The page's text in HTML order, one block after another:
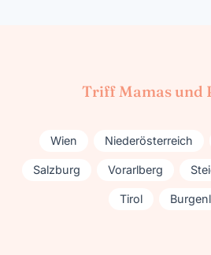
Triff Mamas und
Wien Niederösterreich
Salzburg Vorarlberg
Tirol